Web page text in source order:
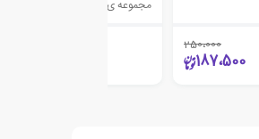
250،000
187،500
مجموعه ی نویسندگان